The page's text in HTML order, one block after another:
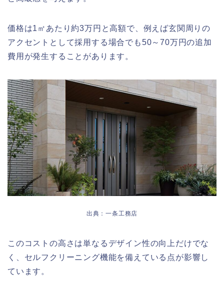
価格は1㎡あたり約3万円と高額で、例えば玄関周りの
アクセントとして採用する場合でも50～70万円の追加
費用が発生することがあります。
出典：一条工務店
このコストの高さは単なるデザイン性の向上だけでな
く、セルフクリーニング機能を備えている点が影響し
ています。